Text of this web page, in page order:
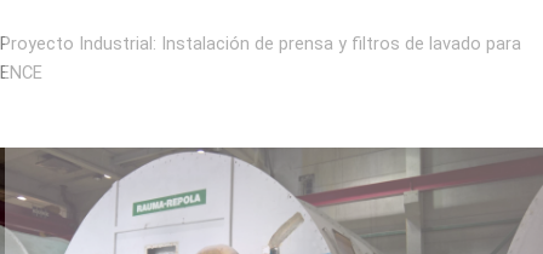
al
contenido
Proyecto Industrial: Instalación de prensa y filtros de lavado para
ENCE